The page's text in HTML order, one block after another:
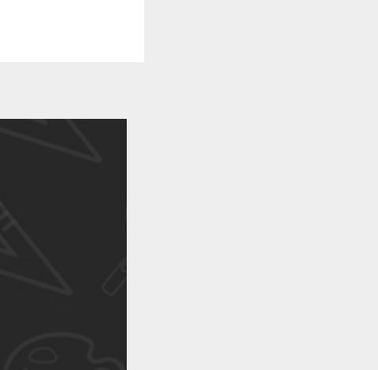
成功备案！
成功备案！
成功备案！